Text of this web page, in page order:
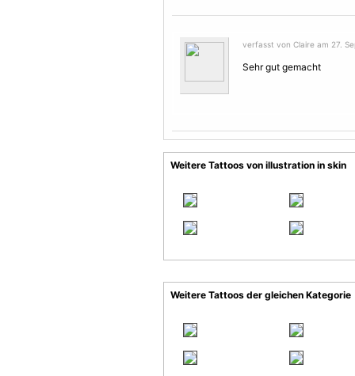
verfasst von Claire am 27.
Sehr gut gemacht
Weitere Tattoos von illustration in skin
Weitere Tattoos der gleichen Kategorie